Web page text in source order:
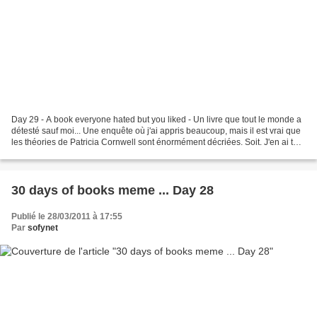
Day 29 - A book everyone hated but you liked - Un livre que tout le monde a
détesté sauf moi... Une enquête où j'ai appris beaucoup, mais il est vrai que
les théories de Patricia Cornwell sont énormément décriées. Soit. J'en ai tout
30 days of books meme ... Day 28
Publié le 28/03/2011 à 17:55
Par sofynet